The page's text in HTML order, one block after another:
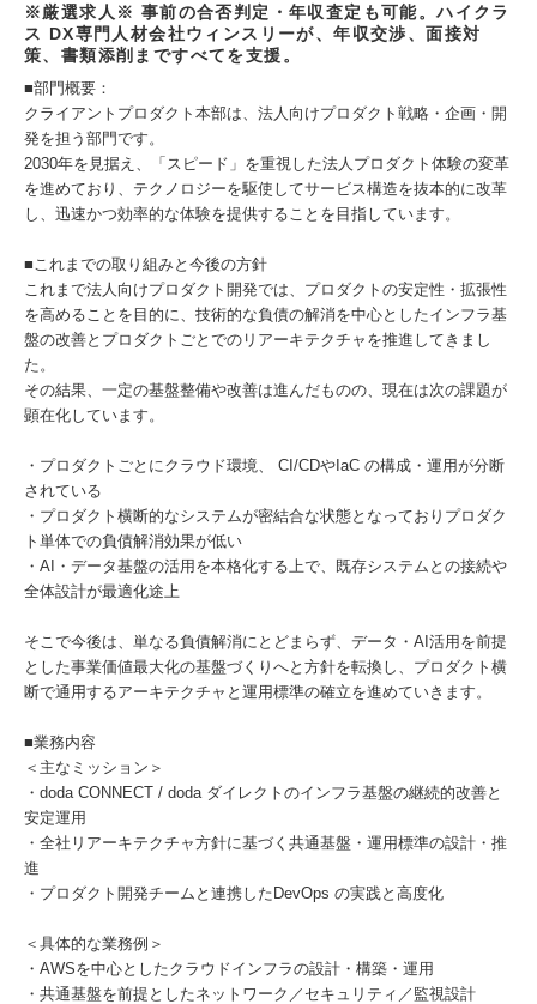
※厳選求人※ 事前の合否判定・年収査定も可能。ハイクラ
ス DX専門人材会社ウィンスリーが、年収交渉、面接対
策、書類添削まですべてを支援。
■部門概要：
クライアントプロダクト本部は、法人向けプロダクト戦略・企画・開
発を担う部門です。
2030年を見据え、「スピード」を重視した法人プロダクト体験の変革
を進めており、テクノロジーを駆使してサービス構造を抜本的に改革
し、迅速かつ効率的な体験を提供することを目指しています。
■これまでの取り組みと今後の方針
これまで法人向けプロダクト開発では、プロダクトの安定性・拡張性
を高めることを目的に、技術的な負債の解消を中心としたインフラ基
盤の改善とプロダクトごとでのリアーキテクチャを推進してきまし
た。
その結果、一定の基盤整備や改善は進んだものの、現在は次の課題が
顕在化しています。
・プロダクトごとにクラウド環境、 CI/CDやIaC の構成・運用が分断
されている
・プロダクト横断的なシステムが密結合な状態となっておりプロダク
ト単体での負債解消効果が低い
・AI・データ基盤の活用を本格化する上で、既存システムとの接続や
全体設計が最適化途上
そこで今後は、単なる負債解消にとどまらず、データ・AI活用を前提
とした事業価値最大化の基盤づくりへと方針を転換し、プロダクト横
断で通用するアーキテクチャと運用標準の確立を進めていきます。
■業務内容
＜主なミッション＞
・doda CONNECT / doda ダイレクトのインフラ基盤の継続的改善と
安定運用
・全社リアーキテクチャ方針に基づく共通基盤・運用標準の設計・推
進
・プロダクト開発チームと連携したDevOps の実践と高度化
＜具体的な業務例＞
・AWSを中心としたクラウドインフラの設計・構築・運用
・共通基盤を前提としたネットワーク／セキュリティ／監視設計